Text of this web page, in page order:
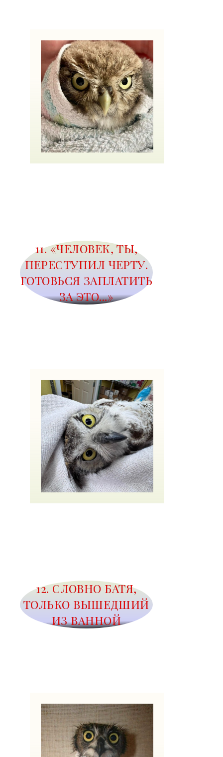
11. «ЧЕЛОВЕК, ТЫ,
ПЕРЕСТУПИЛ ЧЕРТУ.
ГОТОВЬСЯ ЗАПЛАТИТЬ
ЗА ЭТО...»
12. СЛОВНО БАТЯ,
ТОЛЬКО ВЫШЕДШИЙ
ИЗ ВАННОЙ